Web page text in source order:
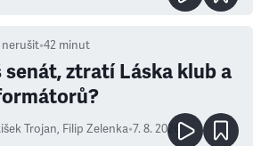
nerušit•42 minut
senát, ztratí Láska klub a
Trojan, Filip Zelenka•7. 8. 2026